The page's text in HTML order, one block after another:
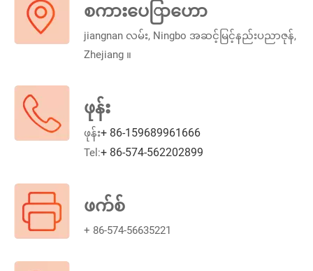
စကားပေြာဟော
jiangnan လမ်း, Ningbo အဆင့်မြင့်နည်းပညာဇုန်,
Zhejiang ။
ဖုန်း
ဖုန်း+ 86-159689961666
Tel:+ 86-574-562202899
ဖက်စ်
+ 86-574-56635221